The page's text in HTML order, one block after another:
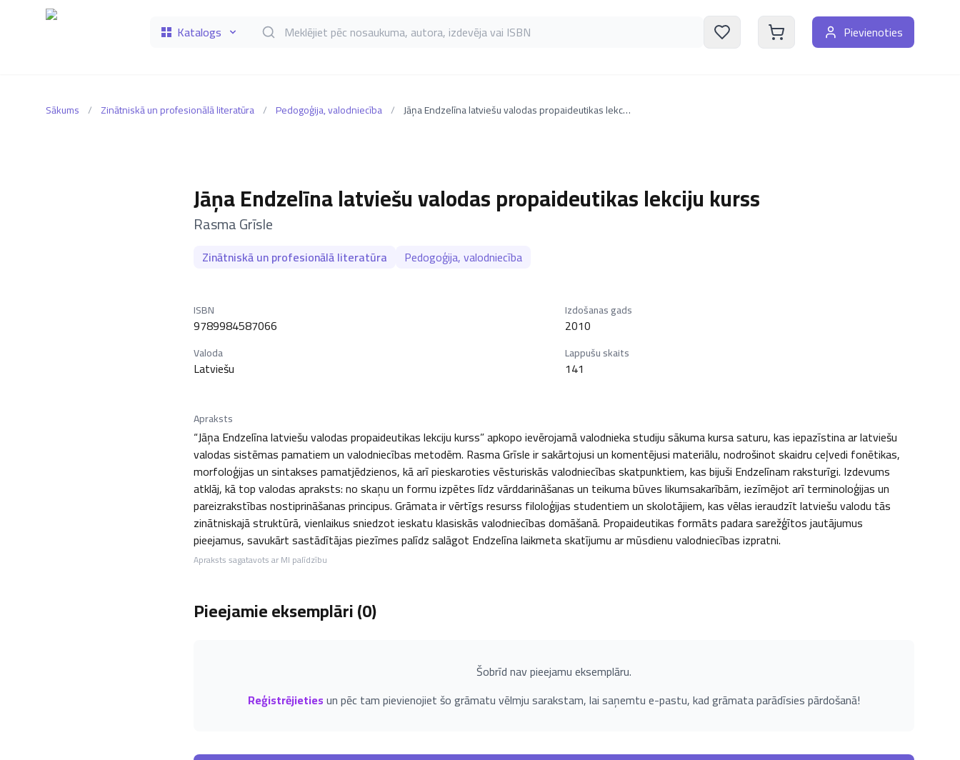
Katalogs Meklēt grāmatas pēc nosaukuma, autora, izdevēja vai ISBN Pievienoties
Sākums / Zinātniskā un profesionālā literatūra / Pedogoģija, valodniecība / Jāņa Endzelīna latviešu valodas propaideutikas lekciju kurss
Jāņa Endzelīna latviešu valodas propaideutikas lekciju kurss
–
Rasma Grīsle
Zinātniskā un profesionālā literatūra Pedogoģija, valodniecība
ISBN
9789984587066
Izdošanas gads
2010
Valoda
Latviešu
Lappušu skaits
141
Apraksts
“Jāņa Endzelīna latviešu valodas propaideutikas lekciju kurss” apkopo ievērojamā valodnieka studiju sākuma kursa saturu, kas iepazīstina ar latviešu
valodas sistēmas pamatiem un valodniecības metodēm. Rasma Grīsle ir sakārtojusi un komentējusi materiālu, nodrošinot skaidru ceļvedi fonētikas,
morfoloģijas un sintakses pamatjēdzienos, kā arī pieskaroties vēsturiskās valodniecības skatpunktiem, kas bijuši Endzelīnam raksturīgi. Izdevums
atklāj, kā top valodas apraksts: no skaņu un formu izpētes līdz vārddarināšanas un teikuma būves likumsakarībām, iezīmējot arī terminoloģijas un
pareizrakstības nostiprināšanas principus. Grāmata ir vērtīgs resurss filoloģijas studentiem un skolotājiem, kas vēlas ieraudzīt latviešu valodu tās
zinātniskajā struktūrā, vienlaikus sniedzot ieskatu klasiskās valodniecības domāšanā. Propaideutikas formāts padara sarežģītos jautājumus
pieejamus, savukārt sastādītājas piezīmes palīdz salāgot Endzelīna laikmeta skatījumu ar mūsdienu valodniecības izpratni.
Apraksts sagatavots ar MI palīdzību
Pieejamie eksemplāri (0)
Šobrīd nav pieejamu eksemplāru.
Reģistrējietiesun pēc tam pievienojiet šo grāmatu vēlmju sarakstam, lai saņemtu e-pastu, kad grāmata parādīsies pārdošanā!